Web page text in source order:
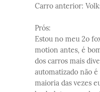
Carro anterior:
Prós:
Estou no meu 2o
motion antes, é
dos carros mais
automatizado não
maioria das vezes